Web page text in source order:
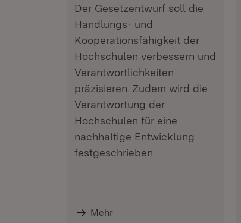
Der Gesetzentwurf soll die
Handlungs- und
Kooperations­fähigkeit der
Hochschulen verbessern und
Verantwortlichkeiten
präzisieren. Zudem wird die
Verantwortung der
Hochschulen für eine
nachhaltige Entwicklung
festgeschrieben.
Mehr